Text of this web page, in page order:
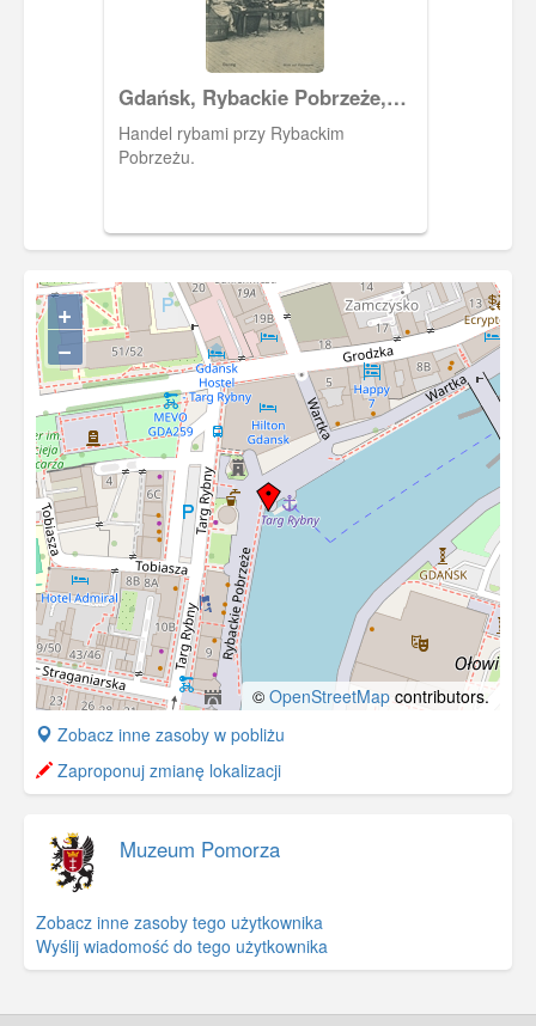
Gdańsk, Rybackie Pobrzeże,
Fischmarkt
Handel rybami przy Rybackim
Pobrzeżu.
+
−
© OpenStreetMap contributors.
+
−
Zobacz inne zasoby w pobliżu
Zaproponuj zmianę lokalizacji
Muzeum Pomorza
Zobacz inne zasoby tego użytkownika
Wyślij wiadomość do tego użytkownika